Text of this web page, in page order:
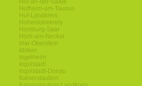
Hof-an-der-Saale
Hofheim-am-Taunus
Hof-Landkreis
Hohenlohekreis
Homburg-Saar
Horb-am-Neckar
Idar-Oberstein
Idstein
Ingelheim
Ingolstadt
Ingolstadt-Donau
Kaiserslautern